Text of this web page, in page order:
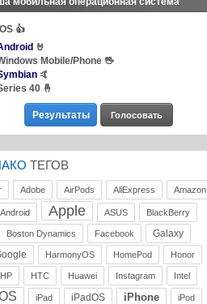
👍
🤘
Mobile/Phone 🖖
🤙
40 🤞
ТЕГОВ
Adobe AirPods AliExpress Amazon
Android Apple ASUS BlackBerry
Boston Dynamics Facebook
Galaxy
HarmonyOS HomePod Honor
HP HTC Huawei Instagram Intel
iPad iPadOS iPhone iPod